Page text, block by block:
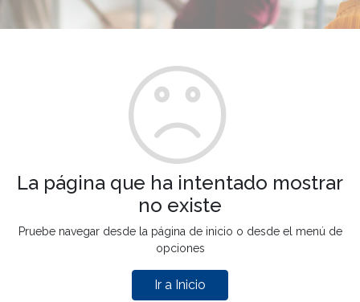
La página que ha intentado mostrar
no existe
Pruebe navegar desde la página de inicio o desde el menú de
opciones
Ir a Inicio